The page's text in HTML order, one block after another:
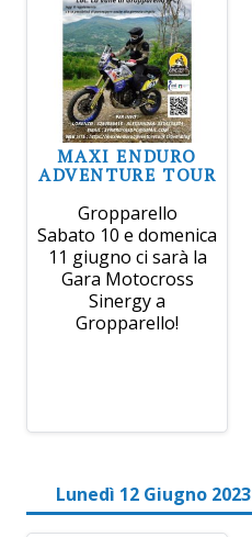
MAXI ENDURO
ADVENTURE TOUR
Gropparello
Sabato 10 e domenica
11 giugno ci sarà la
Gara Motocross
Sinergy a
Gropparello!
Lunedì 12 Giugno 2023